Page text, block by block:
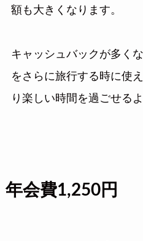
額も大きくなります。
キャッシュバックが多く
をさらに旅行する時に使
り楽しい時間を過ごせる
年会費1,250円